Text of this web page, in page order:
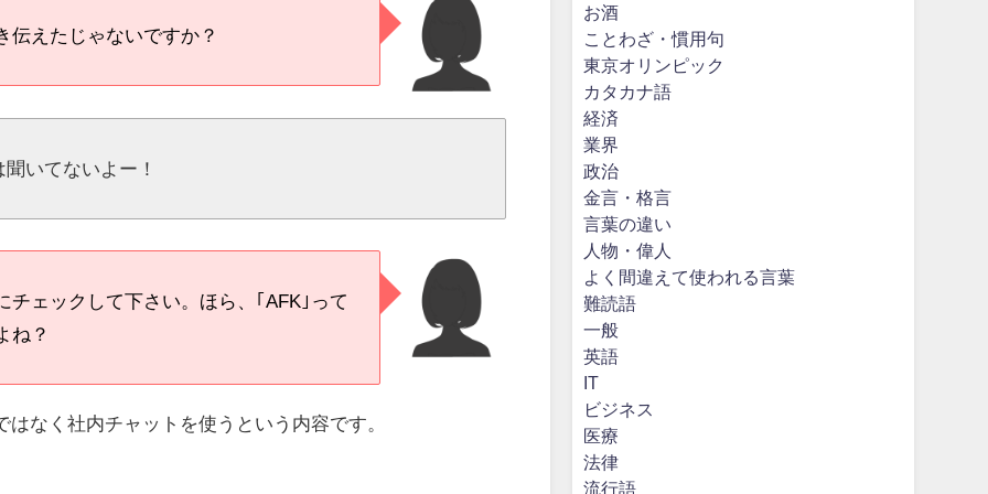
伝えたじゃないですか？
いてないよー！
チェックして下さい。ほら、｢AFK｣って
ね？
なく社内チャットを使うという内容です。
お酒
ことわざ・慣用句
東京オリンピック
カタカナ語
経済
業界
政治
金言・格言
言葉の違い
人物・偉人
よく間違えて使われる言葉
難読語
一般
英語
IT
ビジネス
医療
法律
流行語